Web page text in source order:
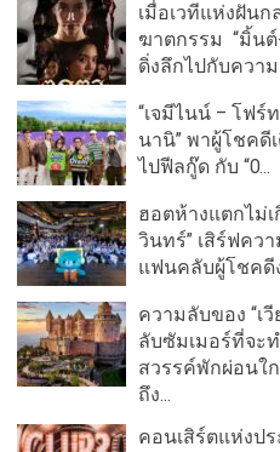
เมื่อเวทีแห่งฝันก
ฆาตกรรม “มิ้นต์
ดิ่งลึกไปกับควา
“เจมีไนน์ – โฟร์
นานิ” พาผู้โชค
ไปฟีลกู๊ด กับ “O...
ฮอตห้างแตกไม่
วินทร์” เสิร์ฟคว
แฟนคลับผู้โชคดี
ความลับของ “เ
ลับซัมเมอร์ที่จะ
สวรรค์พักผ่อนใ
ถึง...
คอนเสิร์ตแห่งป